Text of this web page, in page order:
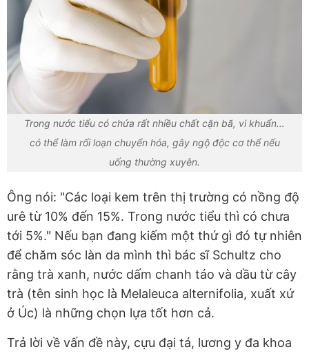
Trong nước tiểu có chứa rất nhiều chất cặn bã, vi khuẩn…
có thể làm rối loạn chuyển hóa, gây ngộ độc cơ thể nếu
uống thường xuyên.
Ông nói: "Các loại kem trên thị trường có nồng độ
urê từ 10% đến 15%. Trong nước tiểu thì có chưa
tới 5%." Nếu bạn đang kiếm một thứ gì đó tự nhiên
để chăm sóc làn da mình thì bác sĩ Schultz cho
rằng trà xanh, nước dấm chanh táo và dầu từ cây
trà (tên sinh học là Melaleuca alternifolia, xuất xứ
ở Úc) là những chọn lựa tốt hơn cả.
Trả lời về vấn đề này, cựu đại tá, lương y đa khoa